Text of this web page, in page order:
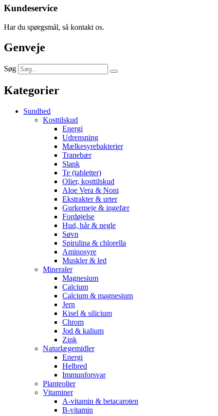
Kundeservice
Har du spørgsmål, så kontakt os.
Genveje
Søg
Kategorier
Sundhed
Kosttilskud
Energi
Udrensning
Mælkesyrebakterier
Tranebær
Slank
Te (tabletter)
Olier, kosttilskud
Aloe Vera & Noni
Ekstrakter & urter
Gurkemeje & ingefær
Fordøjelse
Hud, hår & negle
Søvn
Spirulina & chlorella
Aminosyre
Muskler & led
Mineraler
Magnesium
Calcium
Calcium & magnesium
Jern
Kisel & silicium
Chrom
Jod & kalium
Zink
Naturlægemidler
Energi
Helbred
Immunforsvar
Planteolier
Vitaminer
A-vitamin & betacaroten
B-vitamin